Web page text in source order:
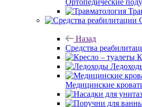
Ортопедические
Назад
Средства
Медицинские